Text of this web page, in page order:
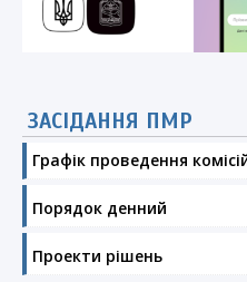
ЗАСІДАННЯ ПМР
Графік проведення
Порядок денний
Проекти рішень